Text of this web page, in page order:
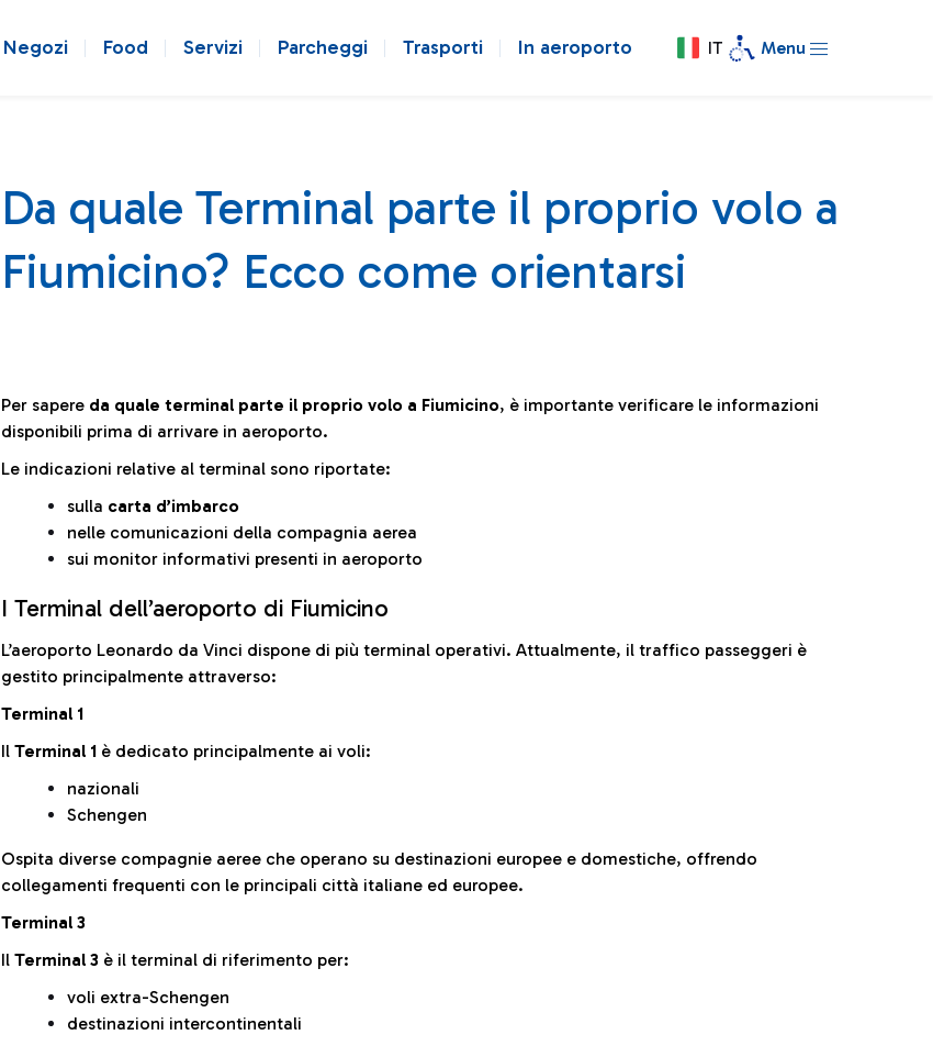
Negozi Food Servizi Parcheggi Trasporti In aeroporto IT Menu
Da quale Terminal parte il proprio volo a
Fiumicino? Ecco come orientarsi
Per sapere da quale terminal parte il proprio volo a Fiumicino, è importante verificare le informazioni
disponibili prima di arrivare in aeroporto.
Le indicazioni relative al terminal sono riportate:
sulla carta d’imbarco
nelle comunicazioni della compagnia aerea
sui monitor informativi presenti in aeroporto
I Terminal dell’aeroporto di Fiumicino
L’aeroporto Leonardo da Vinci dispone di più terminal operativi. Attualmente, il traffico passeggeri è
gestito principalmente attraverso:
Terminal 1
Il Terminal 1 è dedicato principalmente ai voli:
nazionali
Schengen
Ospita diverse compagnie aeree che operano su destinazioni europee e domestiche, offrendo
collegamenti frequenti con le principali città italiane ed europee.
Terminal 3
Il Terminal 3 è il terminal di riferimento per:
voli extra-Schengen
destinazioni intercontinentali